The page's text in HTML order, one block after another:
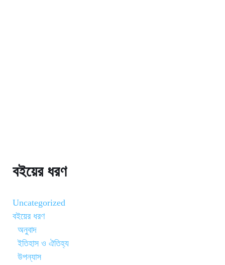
বইয়ের ধরণ
Uncategorized
বইয়ের ধরণ
অনুবাদ
ইতিহাস ও ঐতিহ্য
উপন্যাস